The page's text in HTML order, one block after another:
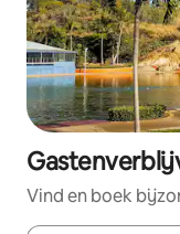
Vind en boek